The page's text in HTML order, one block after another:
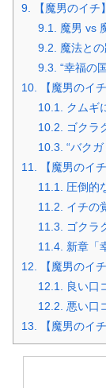
9.
【魔男のイチ
9.1.
魔男 vs
9.2.
魔法と
9.3. “幸福の
10.
【魔男のイ
10.1.
クムギ
10.2.
ゴクラ
10.3. “バク
11.
【魔男のイ
11.1.
圧倒的
11.2.
イチの
11.3.
ゴクラ
11.4. 新章「
12.
【魔男のイ
12.1.
良い口
12.2.
悪い口
13.
【魔男のイ